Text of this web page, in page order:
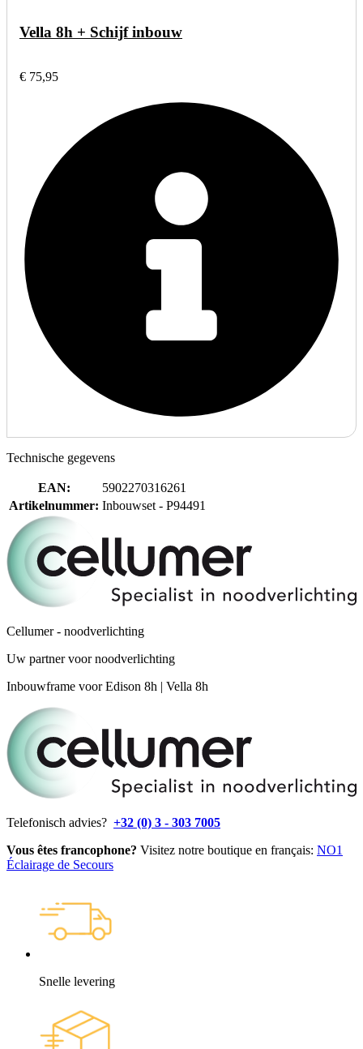
Vella 8h + Schijf inbouw
€ 75,95
Technische gegevens
EAN:
5902270316261
Artikelnummer: Inbouwset - P94491
Cellumer - noodverlichting
Uw partner voor noodverlichting
Inbouwframe voor Edison 8h | Vella 8h
Telefonisch advies? +32 (0) 3 - 303 7005
Vous êtes francophone? Visitez notre boutique en français: NO1
Éclairage de Secours
Snelle levering